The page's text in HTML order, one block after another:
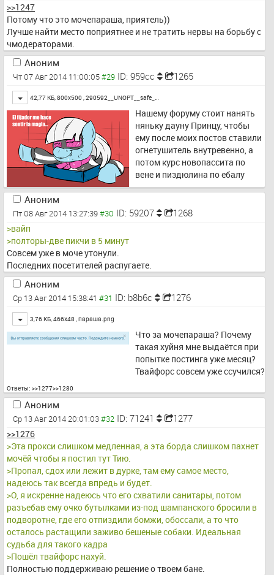
>>1247
Потому что это мочепараша, приятель))
Лучше найти место поприятнее и не тратить нервы на борьбу с
чмодераторами.
Аноним
Чт 07 Авг 2014 11:00:05 ID: 959cc 1265
Toggle
42,77 КБ, 800x500 ,290592__UNOPT__safe_…
Нашему форуму стоит нанять
няньку дауну Принцу, чтобы
ему после моих постов ставили
огнетушитель внутревенно, а
потом курс новопассита по
вене и пиздюлина по ебалу
Аноним
Пт 08 Авг 2014 13:27:39 ID: 59207 1268
>вайп
>полторы-две пикчи в 5 минут
Совсем уже в моче утонули.
Последних посетителей распугаете.
Аноним
Ср 13 Авг 2014 15:38:41 ID: b8b6c 1276
Toggle
3,76 КБ, 466x48 ,параша.png
Что за мочепараша? Почему
такая хуйня мне выдаётся при
попытке постинга уже месяц?
Твайфорс совсем уже ссучился?
Ответы: >>1277>>1280
Аноним
Ср 13 Авг 2014 20:01:03 ID: 71241 1277
>>1276
>Эта прокси слишком медленная, а эта борда слишком пахнет
мочёй чтобы я постил тут Тию.
>Пропал, сдох или лежит в дурке, там ему самое место,
надеюсь так всегда впредь и будет.
>О, я искренне надеюсь что его схватили санитары, потом
разъебав ему очко бутылками из-под шампанского бросили в
подворотне, где его отпиздили бомжи, обоссали, а то что
осталось растащили заживо бешеные собаки. Идеальная
судьба для такого кадра
>Пошёл твайфорс нахуй.
Полностью поддерживаю решение о твоем бане.